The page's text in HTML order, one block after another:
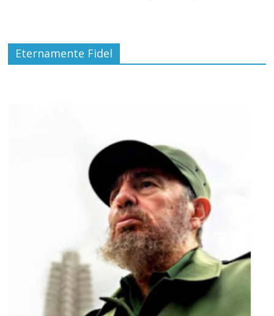
Eternamente Fidel